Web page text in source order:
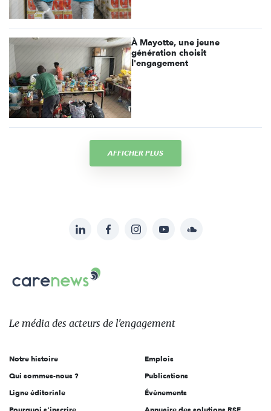
À Mayotte, une jeune
génération choisit
l'engagement
AFFICHER PLUS
sur:
LinkedInFacebookInstagramYouTubeSoundcloud
Le
des
l'engagement
Le média des acteurs de l'engagement
Notre histoire
Qui sommes-nous ?
Ligne éditoriale
Emplois
Publications
Évènements